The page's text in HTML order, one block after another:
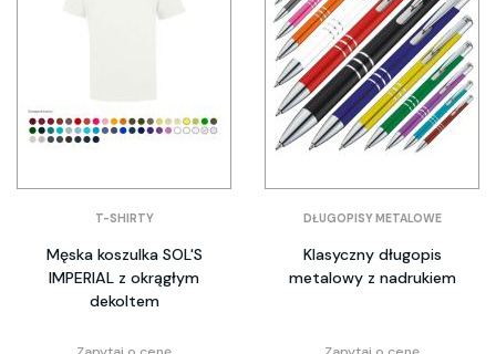
T-SHIRTY
Męska koszulka SOL'S
IMPERIAL z okrągłym
dekoltem
DŁUGOPISY METALOWE
Klasyczny długopis
metalowy z nadrukiem